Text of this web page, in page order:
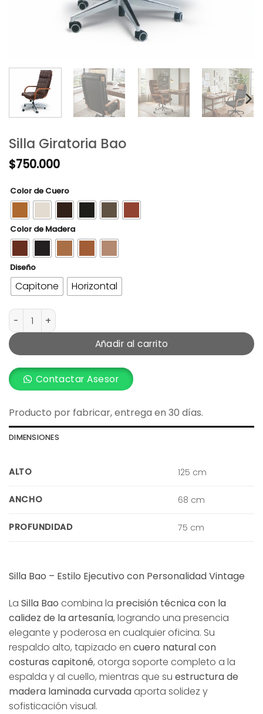
Silla Giratoria Bao
$750.000
Color de Cuero
Color de Madera
Diseño
Capitone Horizontal
Silla Giratoria Bao cantidad
Añadir al carrito
Contactar Asesor
Producto por fabricar, entrega en 30 días.
DIMENSIONES
ALTO 125 cm
ANCHO 68 cm
PROFUNDIDAD 75 cm
Silla Bao – Estilo Ejecutivo con Personalidad Vintage
La Silla Bao combina la precisión técnica con la
calidez de la artesanía, logrando una presencia
elegante y poderosa en cualquier oficina. Su
respaldo alto, tapizado en cuero natural con
costuras capitoné, otorga soporte completo a la
espalda y al cuello, mientras que su estructura de
madera laminada curvadaaporta solidez y
sofisticación visual.